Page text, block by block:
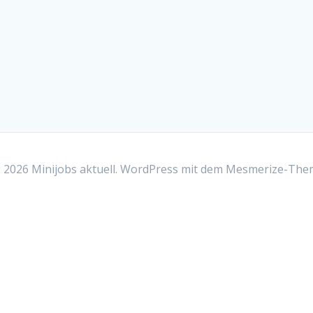
Minijobs aktuell. WordPress mit dem Mesmerize-